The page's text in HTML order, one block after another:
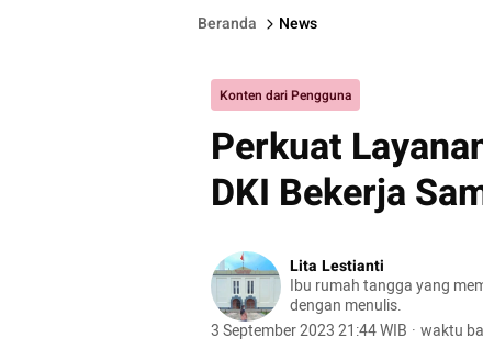
Beranda News
Konten dari Pengguna
Perkuat
DKI Bekerja
Lita Lestianti
Ibu rumah tangga yang
dengan menulis.
3 September 2023 21:44 WIB · waktu